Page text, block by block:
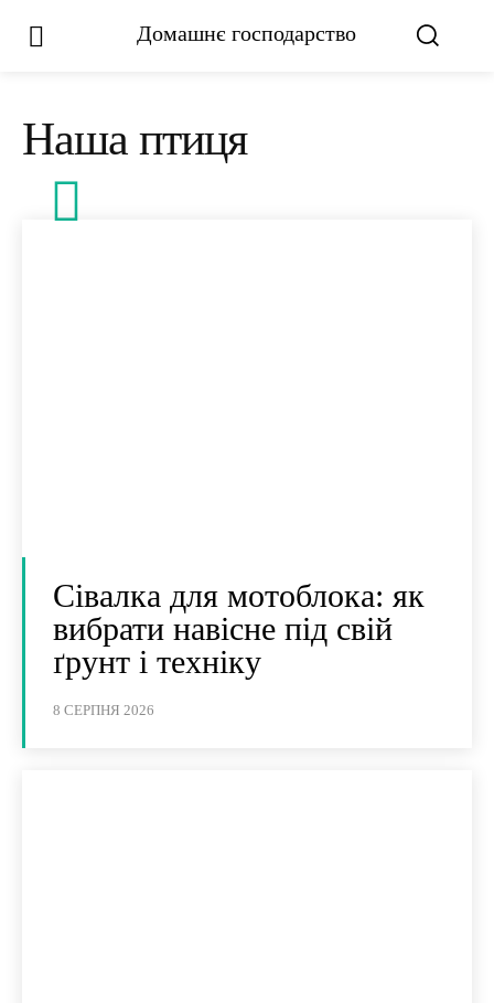
Домашнє господарство
Наша птиця
Сівалка для мотоблока: як
вибрати навісне під свій
ґрунт і техніку
8 СЕРПНЯ 2026